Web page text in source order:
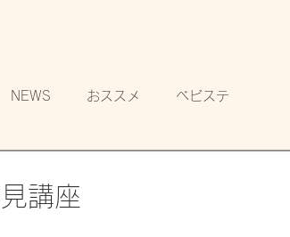
NEWS おススメ ベビステ
講座